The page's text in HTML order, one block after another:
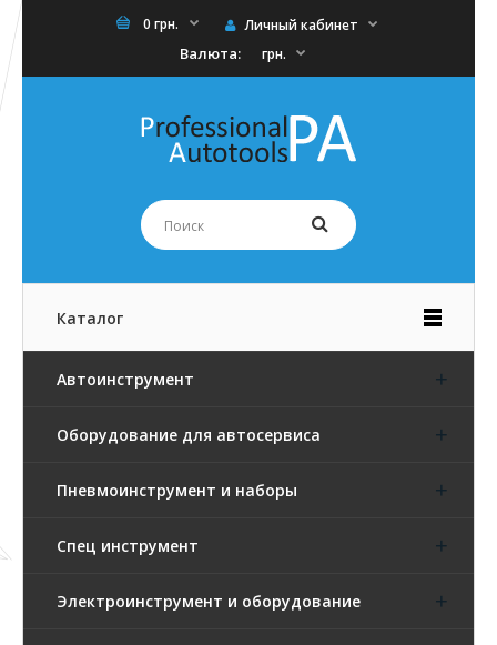
0 грн. Личный кабинет
Валюта: грн.
Каталог
Автоинструмент
Оборудование для автосервиса
Пневмоинструмент и наборы
Спец инструмент
Электроинструмент и оборудование